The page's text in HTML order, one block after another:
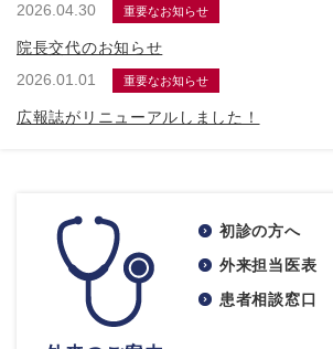
2026.04.30
重要なお知らせ
院長交代のお知らせ
2026.01.01
重要なお知らせ
広報誌がリニューアルしました！
初診の方へ
外来担当医表
患者相談窓口